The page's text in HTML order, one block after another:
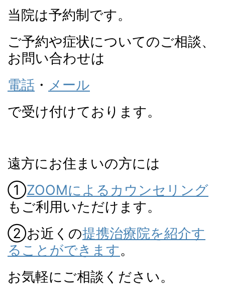
当院は予約制です。
ご予約や症状についてのご相談、
お問い合わせは
電話 ・ メール
で受け付けております。
遠方にお住まいの方には
①ZOOMによるカウンセリング
もご利用いただけます。
②お近くの提携治療院を紹介す
ることができます。
お気軽にご相談ください。